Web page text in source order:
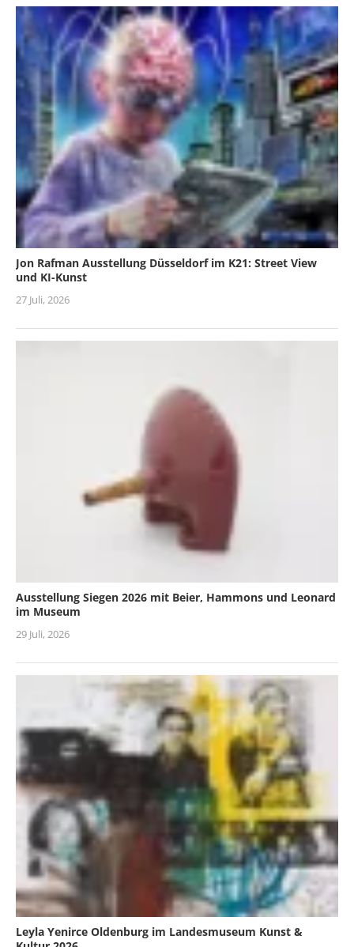
Jon Rafman Ausstellung Düsseldorf im K21: Street View
und KI-Kunst
27 Juli, 2026
Ausstellung Siegen 2026 mit Beier, Hammons und Leonard
im Museum
29 Juli, 2026
Leyla Yenirce Oldenburg im Landesmuseum Kunst &